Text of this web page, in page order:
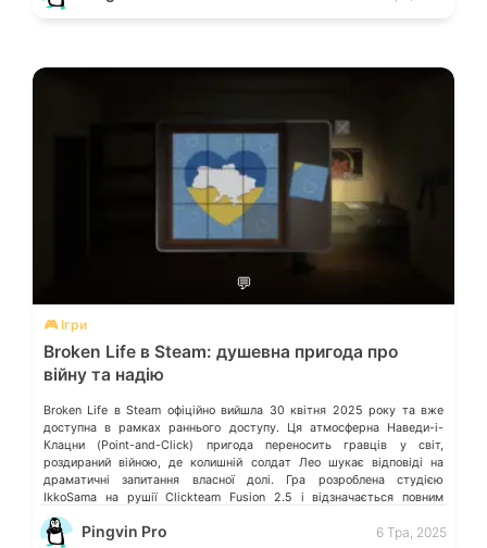
💬
🎮 Ігри
Broken Life в Steam: душевна пригода про
війну та надію
Broken Life в Steam офіційно вийшла 30 квітня 2025 року та вже
доступна в рамках раннього доступу. Ця атмосферна Наведи-і-
Клацни (Point-and-Click) пригода переносить гравців у світ,
роздираний війною, де колишній солдат Лео шукає відповіді на
драматичні запитання власної долі. Гра розроблена студією
IkkoSama на рушії Clickteam Fusion 2.5 і відзначається повним
озвученням та 2D-локаціями, що […]
Pingvin Pro 6 Тра, 2025